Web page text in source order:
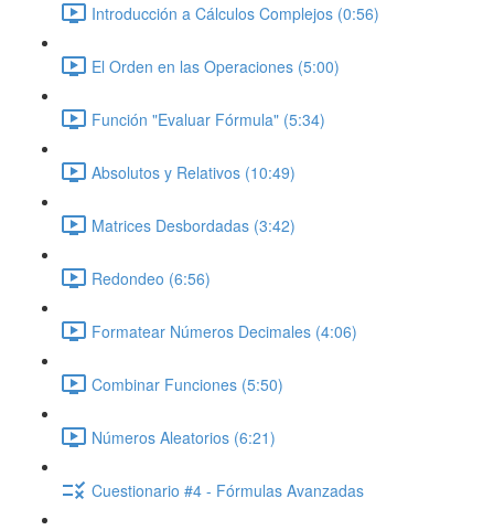
Introducción a Cálculos Complejos (0:56)
El Orden en las Operaciones (5:00)
Función "Evaluar Fórmula" (5:34)
Absolutos y Relativos (10:49)
Matrices Desbordadas (3:42)
Redondeo (6:56)
Formatear Números Decimales (4:06)
Combinar Funciones (5:50)
Números Aleatorios (6:21)
Cuestionario #4 - Fórmulas Avanzadas